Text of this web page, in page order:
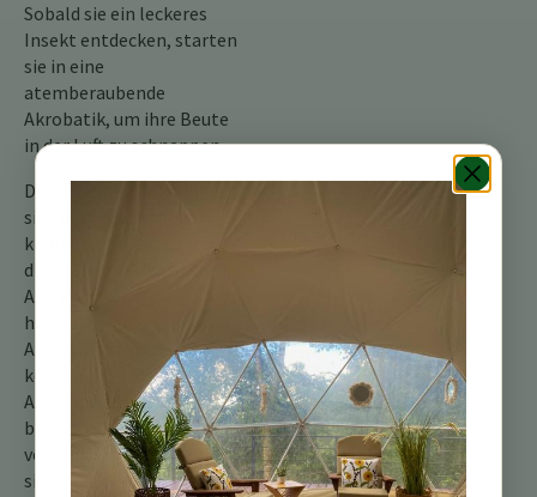
Sobald sie ein leckeres
Insekt entdecken, starten
sie in eine
atemberaubende
Akrobatik, um ihre Beute
in der Luft zu schnappen.
Diese kleinen Dynamiker
sind oft in Paaren oder
kleinen Gruppen zu sehen,
die in einem Wirbel von
Aktivität durch die Bäume
huschen. Halten Sie die
Augen offen, und Sie
könnten sogar territoriale
Auseinandersetzungen
beobachten – ein Ausbruch
von federnder Wut, wenn
sie Konkurrenten